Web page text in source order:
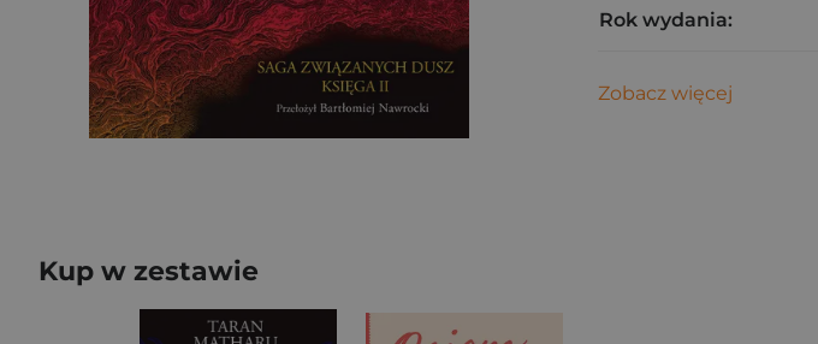
Rok wydania:
Zobacz więcej
Kup w zestawie